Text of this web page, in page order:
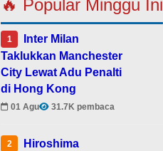
🔥 Popular Minggu Ini
1
Inter Milan
Taklukkan Manchester
City Lewat Adu Penalti
di Hong Kong
01 Agu 31.7K pembaca
2
Hiroshima